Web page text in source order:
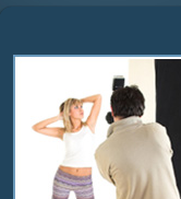
www/classes/